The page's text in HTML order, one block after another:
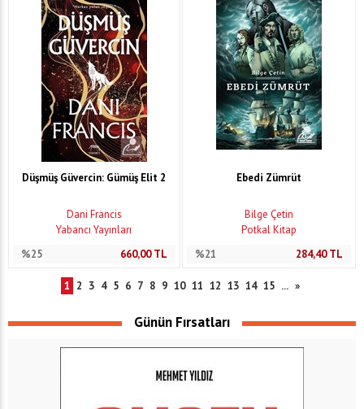
Düşmüş Güvercin: Gümüş Elit 2
Dani Francis
Yabancı Yayınları
%25
660,00TL
Ebedi Zümrüt
Bilge Çetin
Potkal Kitap
%21
284,40TL
1 2 3 4 5 6 7 8 9 10 11 12 13 14 15 ... »
Günün Fırsatları